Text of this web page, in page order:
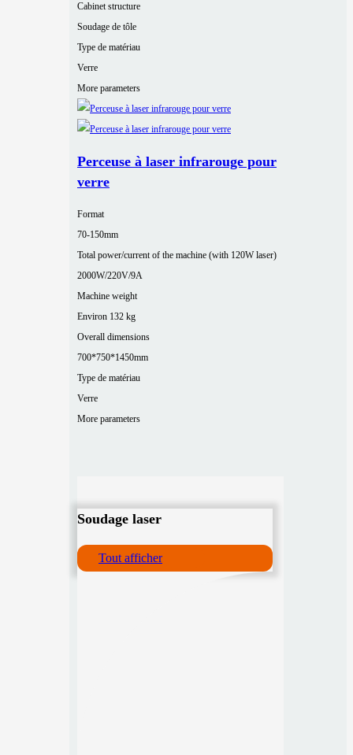
Cabinet structure
Soudage de tôle
Type de matériau
Verre
More parameters
Perceuse à laser infrarouge pour
verre
Format
70-150mm
Total power/current of the machine (with 120W laser)
2000W/220V/9A
Machine weight
Environ 132 kg
Overall dimensions
700*750*1450mm
Type de matériau
Verre
More parameters
Soudage laser
Tout afficher